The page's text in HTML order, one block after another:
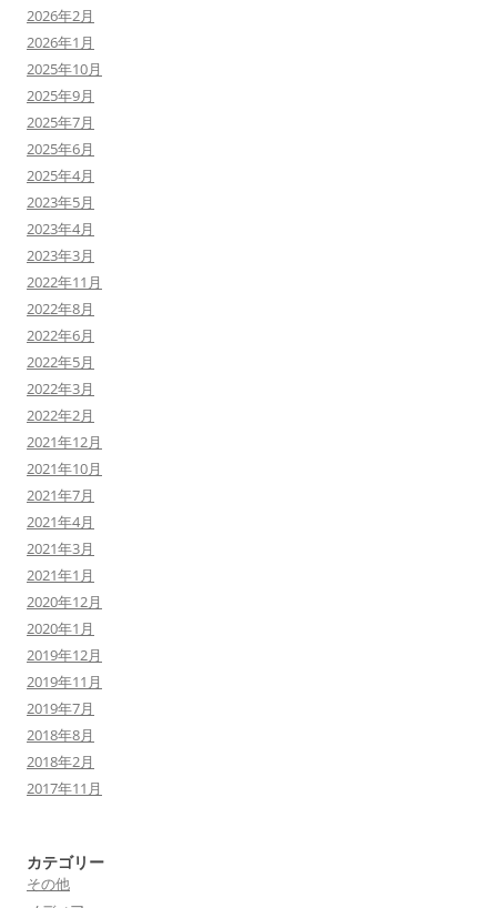
2026年2月
2026年1月
2025年10月
2025年9月
2025年7月
2025年6月
2025年4月
2023年5月
2023年4月
2023年3月
2022年11月
2022年8月
2022年6月
2022年5月
2022年3月
2022年2月
2021年12月
2021年10月
2021年7月
2021年4月
2021年3月
2021年1月
2020年12月
2020年1月
2019年12月
2019年11月
2019年7月
2018年8月
2018年2月
2017年11月
カテゴリー
その他